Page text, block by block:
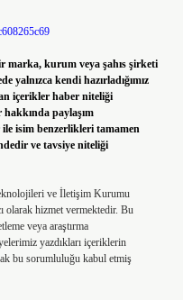
marka, kurum veya şahıs şirketi
yalnızca kendi hazırladığımız
içerikler haber niteliği
paylaşım
isim benzerlikleri tamamen
ve tavsiye niteliği
ve İletişim Kurumu
olarak hizmet vermektedir. Bu
veya araştırma
yazdıkları içeriklerin
bu sorumluluğu kabul etmiş